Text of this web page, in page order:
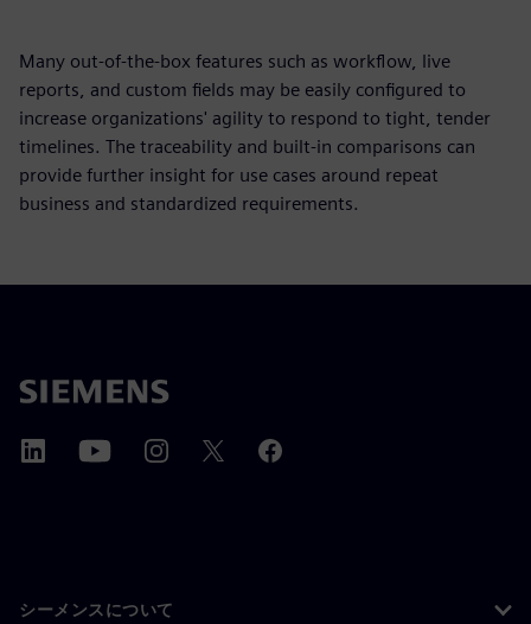
Many out-of-the-box features such as workflow, live
reports, and custom fields may be easily configured to
increase organizations' agility to respond to tight, tender
timelines. The traceability and built-in comparisons can
provide further insight for use cases around repeat
business and standardized requirements.
シーメンスについて